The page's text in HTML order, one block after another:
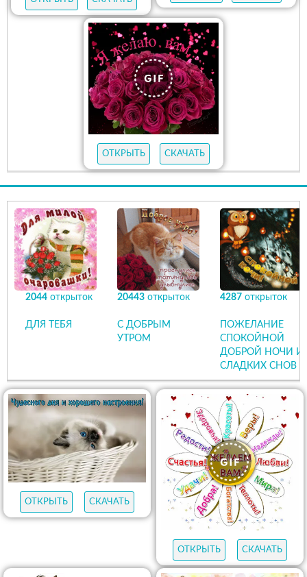
ОТКРЫТЬ СКАЧАТЬ
2044 открыток
ДЛЯ ТЕБЯ
20443 открыток
С ДОБРЫМ
УТРОМ
4287 открыток
ПОЖЕЛАНИЕ
СПОКОЙНОЙ
ДОБРОЙ НОЧИ И
СЛАДКИХ СНОВ
ОТКРЫТЬ СКАЧАТЬ
ОТКРЫТЬ СКАЧАТЬ